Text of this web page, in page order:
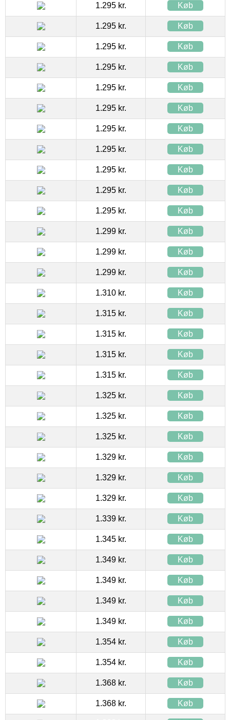
1.295 kr. Køb
1.295 kr. Køb
1.295 kr. Køb
1.295 kr. Køb
1.295 kr. Køb
1.295 kr. Køb
1.295 kr. Køb
1.295 kr. Køb
1.295 kr. Køb
1.295 kr. Køb
1.295 kr. Køb
1.299 kr. Køb
1.299 kr. Køb
1.299 kr. Køb
1.310 kr. Køb
1.315 kr. Køb
1.315 kr. Køb
1.315 kr. Køb
1.315 kr. Køb
1.325 kr. Køb
1.325 kr. Køb
1.325 kr. Køb
1.329 kr. Køb
1.329 kr. Køb
1.329 kr. Køb
1.339 kr. Køb
1.345 kr. Køb
1.349 kr. Køb
1.349 kr. Køb
1.349 kr. Køb
1.349 kr. Køb
1.354 kr. Køb
1.354 kr. Køb
1.368 kr. Køb
1.368 kr. Køb